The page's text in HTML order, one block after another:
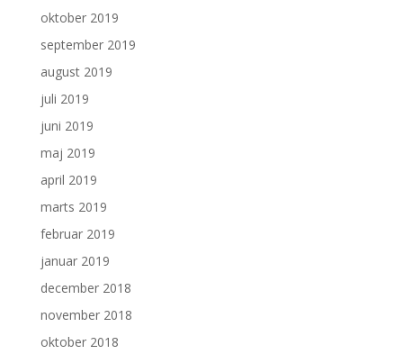
oktober 2019
september 2019
august 2019
juli 2019
juni 2019
maj 2019
april 2019
marts 2019
februar 2019
januar 2019
december 2018
november 2018
oktober 2018